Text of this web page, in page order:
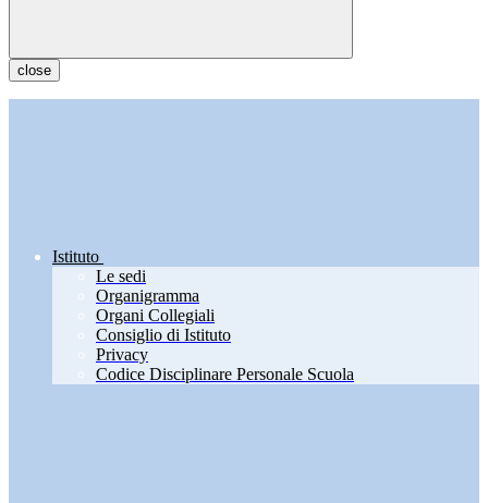
close
Istituto
Le sedi
Organigramma
Organi Collegiali
Consiglio di Istituto
Privacy
Codice Disciplinare Personale Scuola